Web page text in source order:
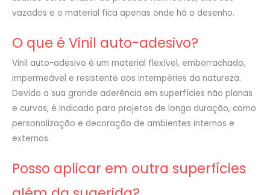
vazados e o material fica apenas onde há o desenho.
O que é Vinil auto-adesivo?
Vinil auto-adesivo é um material flexível, emborrachado,
impermeável e resistente aos intempéries da natureza.
Devido a sua grande aderência em superfícies não planas
e curvas, é indicado para projetos de longa duração, como
personalização e decoração de ambientes internos e
externos.
Posso aplicar em outra superfícies